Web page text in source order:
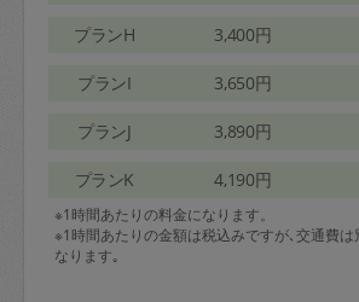
プランH 3,400円
プランI 3,650円
プランJ 3,890円
プランK 4,190円
※1時間あたりの料金になります。
※1時間あたりの金額は税込みですが､交通費
なります｡